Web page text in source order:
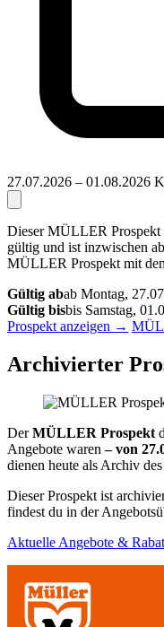
27.07.2026 – 01.08.2026
Dieser MÜLLER Prospekt
gültig und ist inzwischen
MÜLLER Prospekt mit
Gültig abab Montag,
Gültig bisbis Samstag,
Prospekt anzeigen →
Archivierter
DerMÜLLER Prospekt
Angebote waren – von
dienen heute als Archiv
Dieser Prospekt ist
findest du in der
Aktuelle Angebote &